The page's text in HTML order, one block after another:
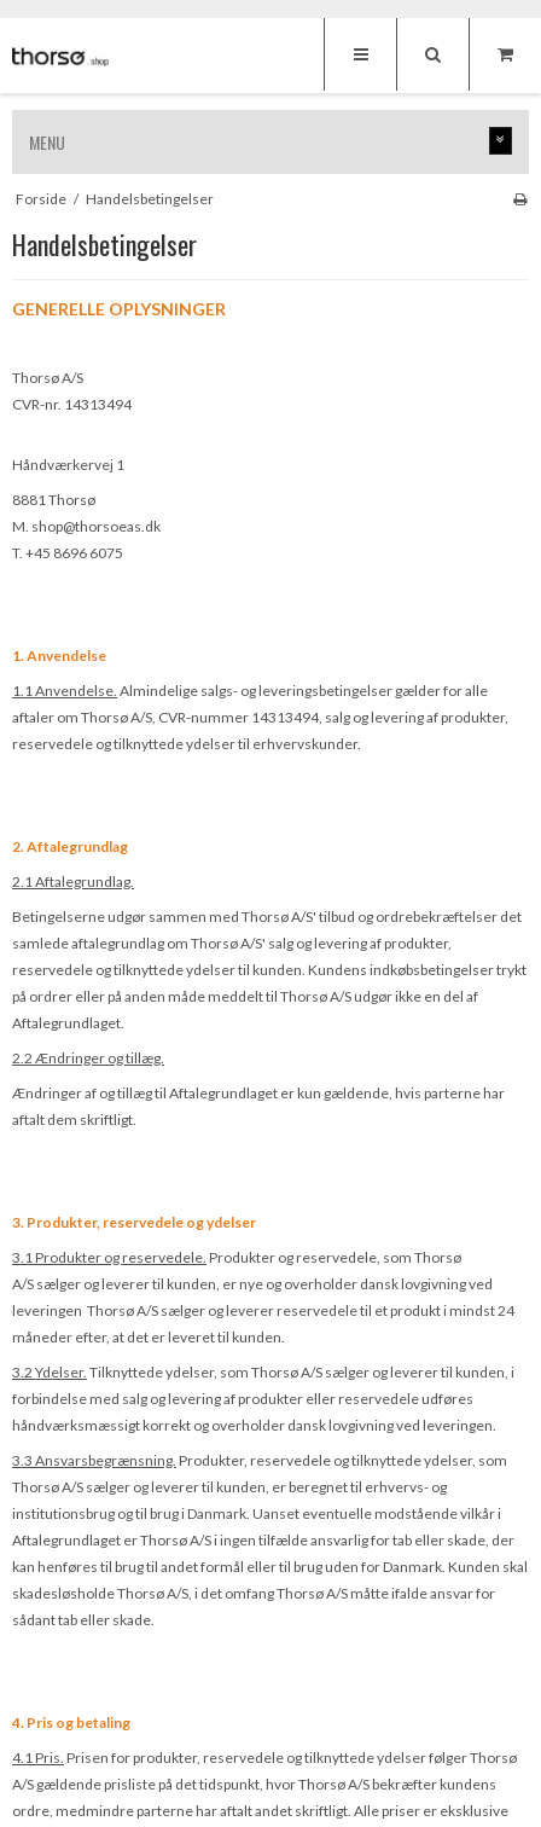
MENU
Forside / Handelsbetingelser
Handelsbetingelser
GENERELLE OPLYSNINGER
Thorsø A/S
CVR-nr. 14313494
Håndværkervej 1
8881 Thorsø
M. shop@thorsoeas.dk
T. +45 8696 6075
1. Anvendelse
1.1 Anvendelse. Almindelige salgs- og leverings­betingelser gælder for alle
aftaler om Thorsø A/S, CVR-num­mer 14313494, salg og levering af produkter,
reservedele og til­knyttede ydelser til erhvervskunder.
2. Aftalegrundlag
2.1 Aftalegrundlag.
Betingelserne udgør sammen med Thorsø A/S' tilbud og ordrebekræftelser det
samlede aftalegrundlag om Thorsø A/S' salg og levering af produkter,
reservedele og tilknyttede ydelser til kunden. Kundens indkøbsbe­ting­elser trykt
på ordrer eller på anden måde meddelt til Thorsø A/S udgør ikke en del af
Aftalegrundlaget.
2.2 Ændringer og tillæg.
Ændringer af og tillæg til Aftalegrundlaget er kun gældende, hvis parterne har
aftalt dem skriftligt.
3. Produkter, reservedele og ydelser
3.1 Produkter og reservedele. Produkter og reservedele, som Thorsø
A/S sælger og leverer til kunden, er nye og overholder dansk lovgivning ved
leveringen Thorsø A/S sælger og leverer reservedele til et produkt i mindst 24
måneder efter, at det er leveret til kunden.
3.2 Ydelser. Tilknyttede ydelser, som Thorsø A/S sælger og leverer til kunden, i
for­bindelse med salg og levering af produkter eller reservedele udføres
håndværksmæssigt korrekt og overholder dansk lovgivning ved leve­ringen.
3.3 Ansvarsbegrænsning. Produkter, reservedele og tilknyttede ydelser, som
Thorsø A/S sælger og leverer til kunden, er beregnet til erhvervs- og
institutionsbrug og til brug i Danmark. Uanset eventuelle modstående vilkår i
Aftalegrundlaget er Thorsø A/S i ingen tilfælde ansvarlig for tab eller skade, der
kan henføres til brug til andet formål eller til brug uden for Danmark. Kunden skal
skadesløsholde Thorsø A/S, i det omfang Thorsø A/S måtte ifalde ansvar for
sådant tab eller skade.
4. Pris og betaling
4.1 Pris. Prisen for produkter, reservedele og tilknyttede ydelser følger Thorsø
A/S gældende prisliste på det tidspunkt, hvor Thorsø A/S bekræfter kundens
ordre, medmindre parterne har aftalt andet skriftligt. Alle priser er eksklusive